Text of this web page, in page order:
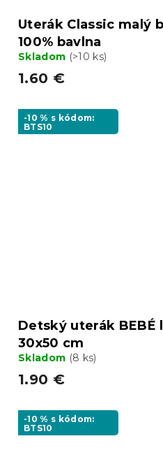
Uterák Classic malý
100% bavlna
Skladom (>10 ks)
1.60 €
-10 % s kódom:
BTS10
Detský uterák
30x50 cm
Skladom (8 ks)
1.90 €
-10 % s kódom:
BTS10